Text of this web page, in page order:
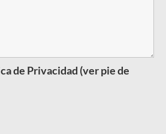
de Privacidad (ver pie de